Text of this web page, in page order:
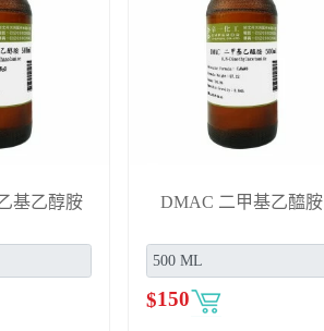
基乙醇胺 DMAC 二甲基乙醯胺
$150